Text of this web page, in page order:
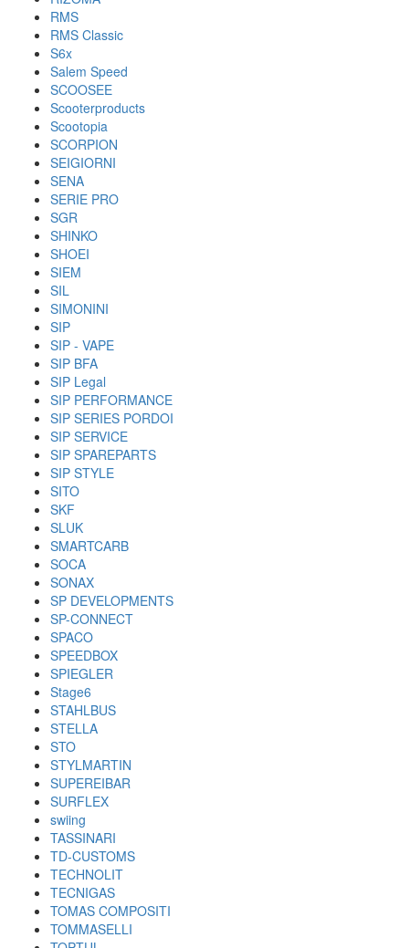
RMS
RMS Classic
S6x
Salem Speed
SCOOSEE
Scooterproducts
Scootopia
SCORPION
SEIGIORNI
SENA
SERIE PRO
SGR
SHINKO
SHOEI
SIEM
SIL
SIMONINI
SIP
SIP - VAPE
SIP BFA
SIP Legal
SIP PERFORMANCE
SIP SERIES PORDOI
SIP SERVICE
SIP SPAREPARTS
SIP STYLE
SITO
SKF
SLUK
SMARTCARB
SOCA
SONAX
SP DEVELOPMENTS
SP-CONNECT
SPACO
SPEEDBOX
SPIEGLER
Stage6
STAHLBUS
STELLA
STO
STYLMARTIN
SUPEREIBAR
SURFLEX
swiing
TASSINARI
TD-CUSTOMS
TECHNOLIT
TECNIGAS
TOMAS COMPOSITI
TOMMASELLI